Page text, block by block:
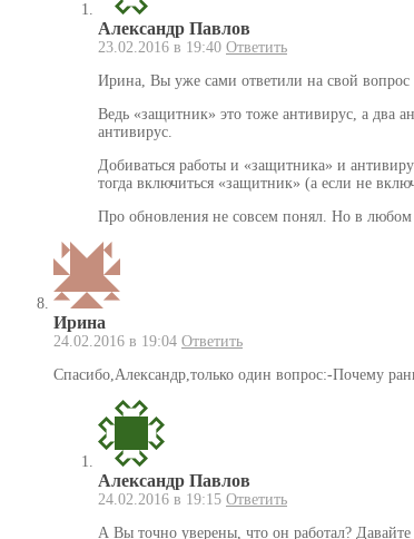
Александр Павлов
23.02.2016 в 19:40 Ответить
Ирина, Вы уже сами ответили на свой вопрос
Ведь «защитник» это тоже антивирус, а два
антивирус.
Добиваться работы и «защитника» и
тогда включиться «защитник» (а если не
Про обновления не совсем понял. Но в любом
Ирина
24.02.2016 в 19:04 Ответить
Спасибо,Александр,только один вопрос:-Почему
Александр Павлов
24.02.2016 в 19:15 Ответить
А Вы точно уверены, что он работал? Давайте